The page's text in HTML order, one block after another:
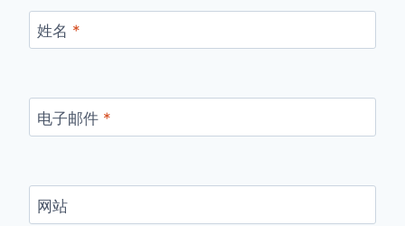
姓名 *
电子邮件 *
网站